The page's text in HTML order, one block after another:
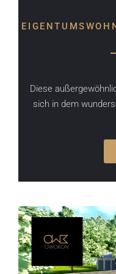
Diese
sich in dem